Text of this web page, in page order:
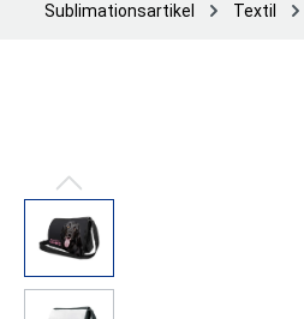
Sublimationsartikel Textil